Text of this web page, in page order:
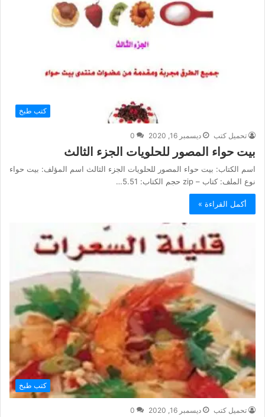
كتب طبخ
تحميل كتب ديسمبر 16, 2020 0
بيت حواء المصور للحلويات الجزء الثالث
اسم الكتاب: بيت حواء المصور للحلويات الجزء الثالث اسم المؤلف: بيت حواء
نوع الملف: كتاب – zip حجم الكتاب: 5.51…
أكمل القراءة »
كتب طبخ
تحميل كتب ديسمبر 16, 2020 0